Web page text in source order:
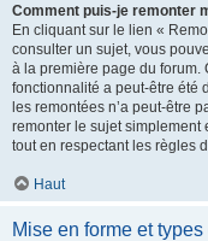
Comment puis-je remonter
En cliquant sur le lien «
consulter un sujet, vous
à la première page du forum.
fonctionnalité a peut-être été
les remontées n’a peut-être
remonter le sujet simplement
tout en respectant les règles
Haut
Mise en forme et